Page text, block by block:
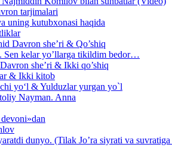
tarjimalari
uning kutubxonasi haqida
Davron she’ri & Qo’shiq
kelar yo’llarga tikildim bedor…
she’ri & Ikki qo’shiq
& Ikki kitob
yo‘l & Yulduzlar yurgan yo`l
Nayman. Anna
dunyo. (Tilak Jo’ra siyrati va